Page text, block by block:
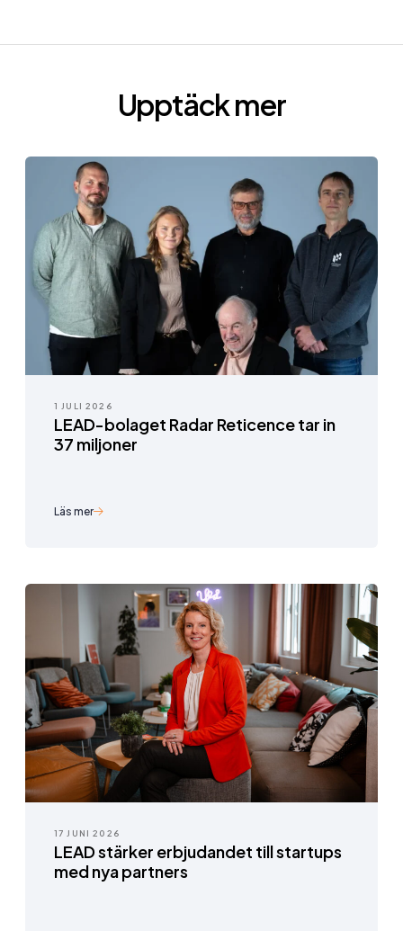
Upptäck mer
1 JULI 2026
LEAD-bolaget Radar Reticence tar in
37 miljoner
Läs mer
17 JUNI 2026
LEAD stärker erbjudandet till startups
med nya partners